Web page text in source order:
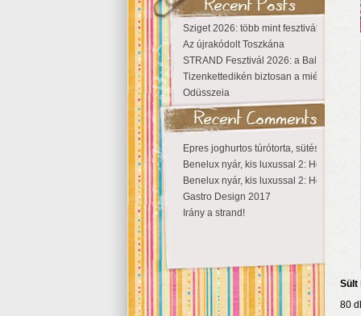
Sziget 2026: több mint fesztivál, egy
Az újrakódolt Toszkána
STRAND Fesztivál 2026: a Balaton
Tizenkettedikén biztosan a miénk a
Odüsszeia
Epres joghurtos túrótorta, sütés nélkül
Benelux nyár, kis luxussal 2: Hollandia
Benelux nyár, kis luxussal 2: Hollandia
Gastro Design 2017
Irány a strand!
Sült
80